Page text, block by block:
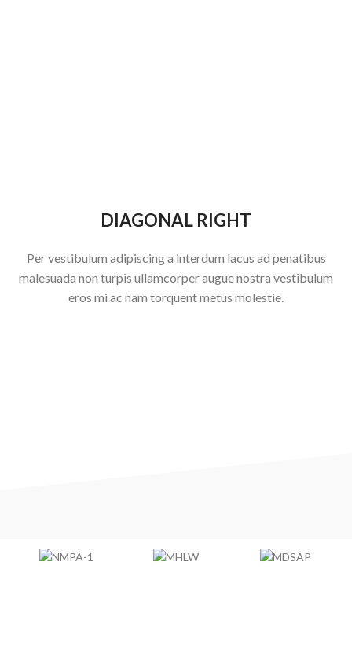
DIAGONAL RIGHT
Per vestibulum adipiscing a interdum lacus ad penatibus
malesuada non turpis ullamcorper augue nostra vestibulum
eros mi ac nam torquent metus molestie.